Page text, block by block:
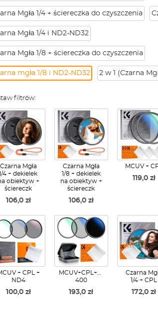
Mgła 1/4 + ściereczka do czyszczenia
Mgła 1/4 i ND2-ND32
Mgła 1/8 + ściereczka do czyszczenia
mgła 1/8 i ND2-ND32 2 w 1 (Czarna
filtrów:
Czarna Mgła
4 + dekielek
obiektyw +
ściereczk
106,0 zł
Czarna Mgła
1/8 + dekielek
na obiektyw +
ściereczk
106,0 zł
MCUV +
119,0 zł
+ CPL +
ND4
100,0 zł
MCUV+CPL+ND2-
400
193,0 zł
Czarna
1/4 + CPL
172,0 zł